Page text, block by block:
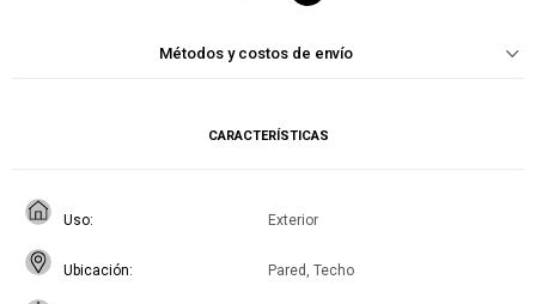
Métodos y costos de envío
CARACTERÍSTICAS
Uso Exterior
Ubicación Pared, Techo